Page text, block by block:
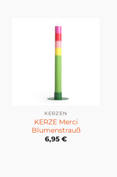
KERZEN
KERZE Merci
Blumenstrauß
6,95 €